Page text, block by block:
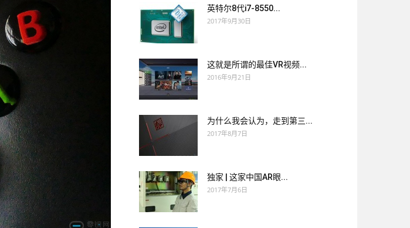
英特尔8代i7-8550...
2017年9月30日
这就是所谓的最佳VR视频...
2016年9月21日
为什么我会认为，走到第三...
2017年8月7日
独家 | 这家中国AR眼...
2017年7月6日